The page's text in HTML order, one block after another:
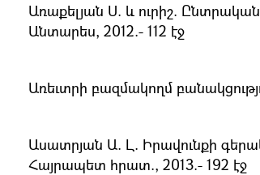
Առաքելյան Ս. և ուրիշ.
Անտարես, 2012.- 112 էջ
Առեւտրի բազմակողմ
Ասատրյան Ա. Լ. Իրավունքի
Հայրապետ հրատ., 2013.- 192 էջ